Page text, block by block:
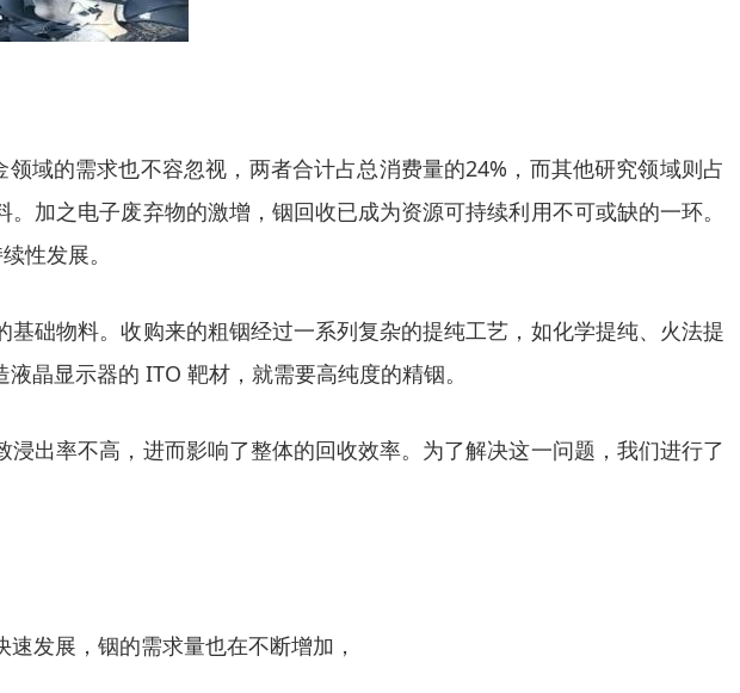
域的需求也不容忽视，两者合计占总消费量的24%，而其他研究领域则占
加之电子废弃物的激增，铟回收已成为资源可持续利用不可或缺的一环。
性发展。
础物料。收购来的粗铟经过一系列复杂的提纯工艺，如化学提纯、火法提
晶显示器的 ITO 靶材，就需要高纯度的精铟。
出率不高，进而影响了整体的回收效率。为了解决这一问题，我们进行了
发展，铟的需求量也在不断增加，